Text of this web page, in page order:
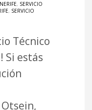
, SERVICIO
, SERVICIO
Técnico
Si estás